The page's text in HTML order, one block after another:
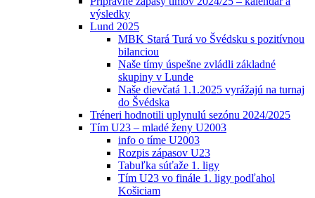
výsledky
Lund 2025
MBK Stará Turá vo Švédsku s pozitívnou
bilanciou
Naše tímy úspešne zvládli základné
skupiny v Lunde
Naše dievčatá 1.1.2025 vyrážajú na turnaj
do Švédska
Tréneri hodnotili uplynulú sezónu 2024/2025
Tím U23 – mladé ženy U2003
info o tíme U2003
Rozpis zápasov U23
Tabuľka súťaže 1. ligy
Tím U23 vo finále 1. ligy podľahol
Košiciam